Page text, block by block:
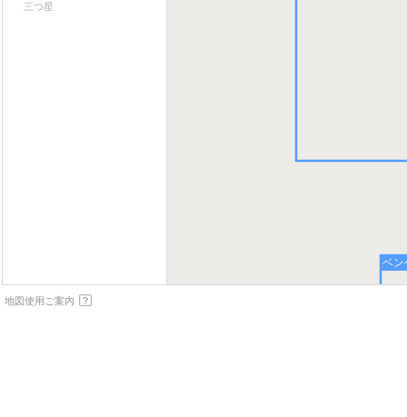
三つ星
ベン
地図使用ご案内